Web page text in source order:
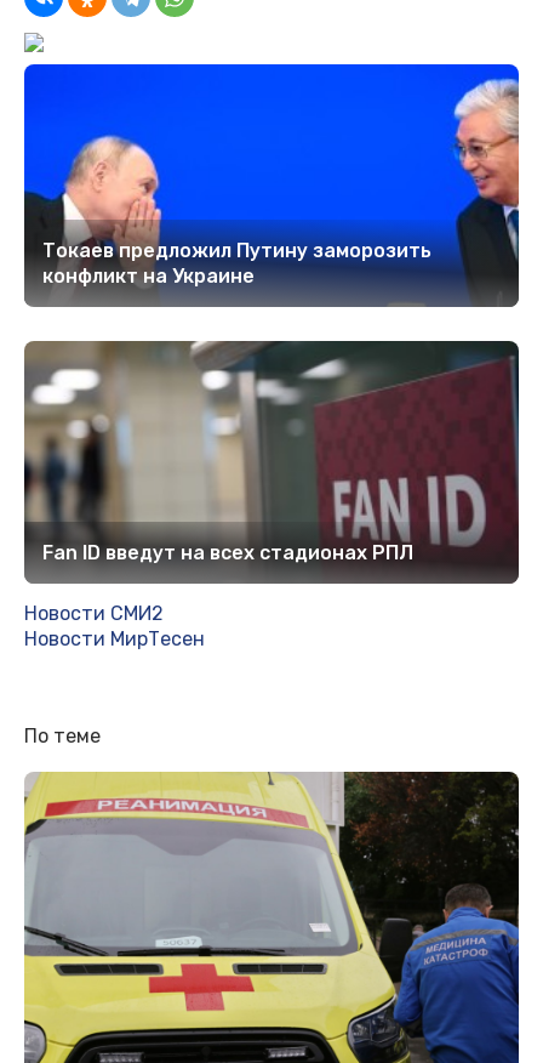
Токаев предложил Путину заморозить
конфликт на Украине
Fan ID введут на всех стадионах РПЛ
Новости СМИ2
Новости МирТесен
По теме